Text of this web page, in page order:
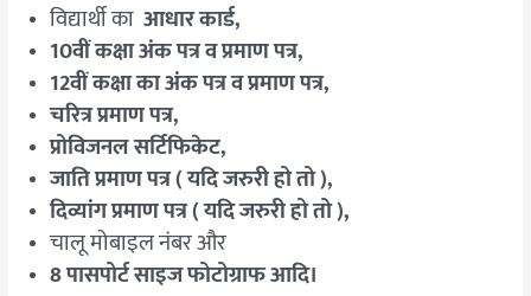
विद्यार्थी का आधार कार्ड,
10वीं कक्षा अंक पत्र व प्रमाण पत्र,
12वीं कक्षा का अंक पत्र व प्रमाण पत्र,
चरित्र प्रमाण पत्र,
प्रोविजनल सर्टिफिकेट,
जाति प्रमाण पत्र ( यदि जरुरी हो तो ),
दिव्यांग प्रमाण पत्र ( यदि जरुरी हो तो ),
चालू मोबाइल नंबर और
8 पासपोर्ट साइज फोटोग्राफ आदि।